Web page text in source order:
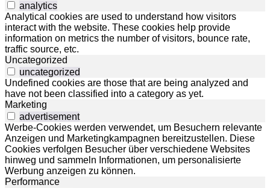
analytics
Analytical cookies are used to understand how visitors
interact with the website. These cookies help provide
information on metrics the number of visitors, bounce rate,
traffic source, etc.
Uncategorized
uncategorized
Undefined cookies are those that are being analyzed and
have not been classified into a category as yet.
Marketing
advertisement
Werbe-Cookies werden verwendet, um Besuchern relevante
Anzeigen und Marketingkampagnen bereitzustellen. Diese
Cookies verfolgen Besucher über verschiedene Websites
hinweg und sammeln Informationen, um personalisierte
Werbung anzeigen zu können.
Performance